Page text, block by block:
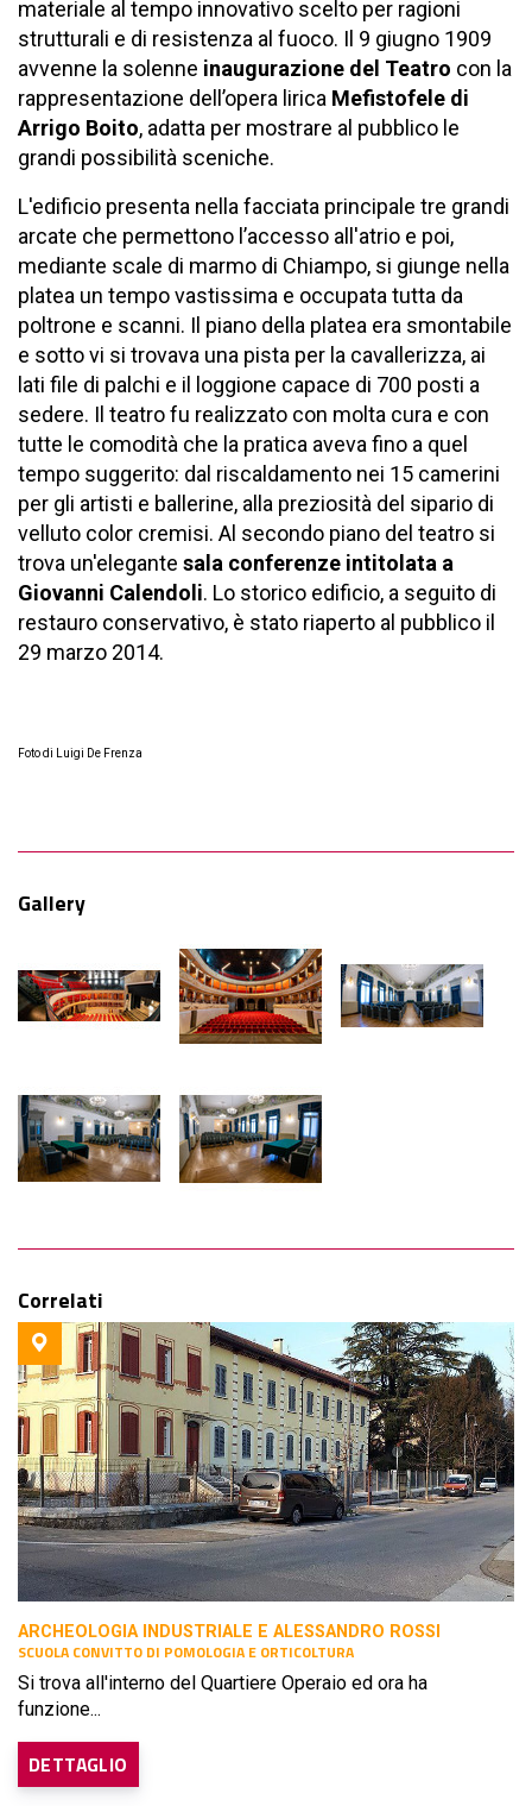
materiale al tempo innovativo scelto per ragioni
strutturali e di resistenza al fuoco. Il 9 giugno 1909
avvenne la solenne inaugurazione del Teatro con la
rappresentazione dell’opera lirica Mefistofele di
Arrigo Boito, adatta per mostrare al pubblico le
grandi possibilità sceniche.
L'edificio presenta nella facciata principale tre grandi
arcate che permettono l’accesso all'atrio e poi,
mediante scale di marmo di Chiampo, si giunge nella
platea un tempo vastissima e occupata tutta da
poltrone e scanni. Il piano della platea era smontabile
e sotto vi si trovava una pista per la cavallerizza, ai
lati file di palchi e il loggione capace di 700 posti a
sedere. Il teatro fu realizzato con molta cura e con
tutte le comodità che la pratica aveva fino a quel
tempo suggerito: dal riscaldamento nei 15 camerini
per gli artisti e ballerine, alla preziosità del sipario di
velluto color cremisi. Al secondo piano del teatro si
trova un'elegante sala conferenze intitolata a
Giovanni Calendoli. Lo storico edificio, a seguito di
restauro conservativo, è stato riaperto al pubblico il
29 marzo 2014.
Foto di Luigi De Frenza
Gallery
Correlati
ARCHEOLOGIA INDUSTRIALE E ALESSANDRO ROSSI
SCUOLA CONVITTO DI POMOLOGIA E ORTICOLTURA
Si trova all'interno del Quartiere Operaio ed ora ha
funzione...
DETTAGLIO